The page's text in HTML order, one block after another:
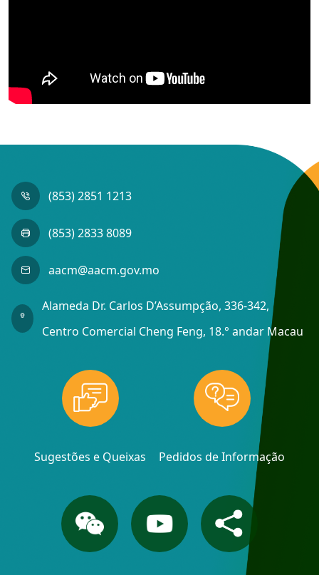
(853) 2851 1213
(853) 2833 8089
aacm@aacm.gov.mo
Alameda Dr. Carlos D’Assumpção, 336-342,
Centro Comercial Cheng Feng, 18.° andar Macau
Sugestões e Queixas Pedidos de Informação